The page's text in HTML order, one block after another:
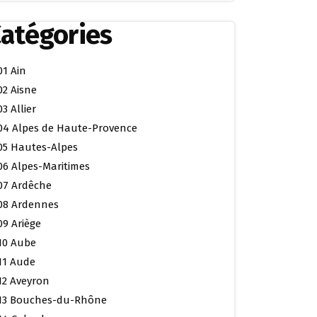
Ain
Aisne
Allier
Alpes de Haute-Provence
Hautes-Alpes
Alpes-Maritimes
Ardêche
Ardennes
Ariège
Aube
Aude
Aveyron
Bouches-du-Rhône